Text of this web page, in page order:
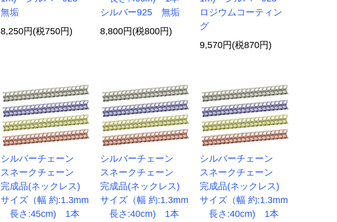
無垢
8,250円(税750円)
シルバー925 無垢
8,800円(税800円)
ロジウムコーティン
グ
9,570円(税870円)
シルバーチェーン
スネークチェーン
完成品(ネックレス)
サイズ（幅 約:1.3mm
長さ:45cm) 1本
シルバーチェーン
スネークチェーン
完成品(ネックレス)
サイズ（幅 約:1.3mm
長さ:40cm) 1本
シルバーチェーン
スネークチェーン
完成品(ネックレス)
サイズ（幅 約:1.3mm
長さ:40cm) 1本